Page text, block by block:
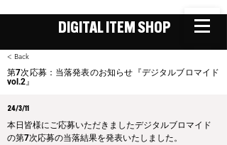
DIGITAL ITEM SHOP
< Back
第7次応募：当落発表のお知らせ『デジタルブロマイド
vol.2』
24/3/11
本日皆様にご応募いただきましたデジタルブロマイド
の第7次応募の当落結果を発表いたしました。